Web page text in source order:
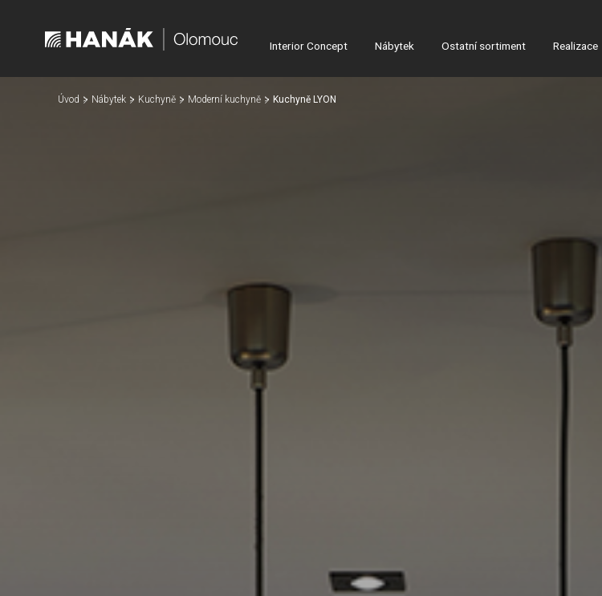
Interior Concept Nábytek Ostatní sortiment Realizace
Úvod Nábytek Kuchyně Moderní kuchyně Kuchyně LYON